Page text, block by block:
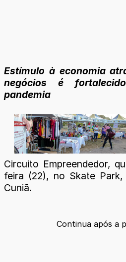
Estímulo à economia
negócios é
pandemia
Circuito Empreendedor,
feira (22), no Skate
Cuniã.
Continua após a